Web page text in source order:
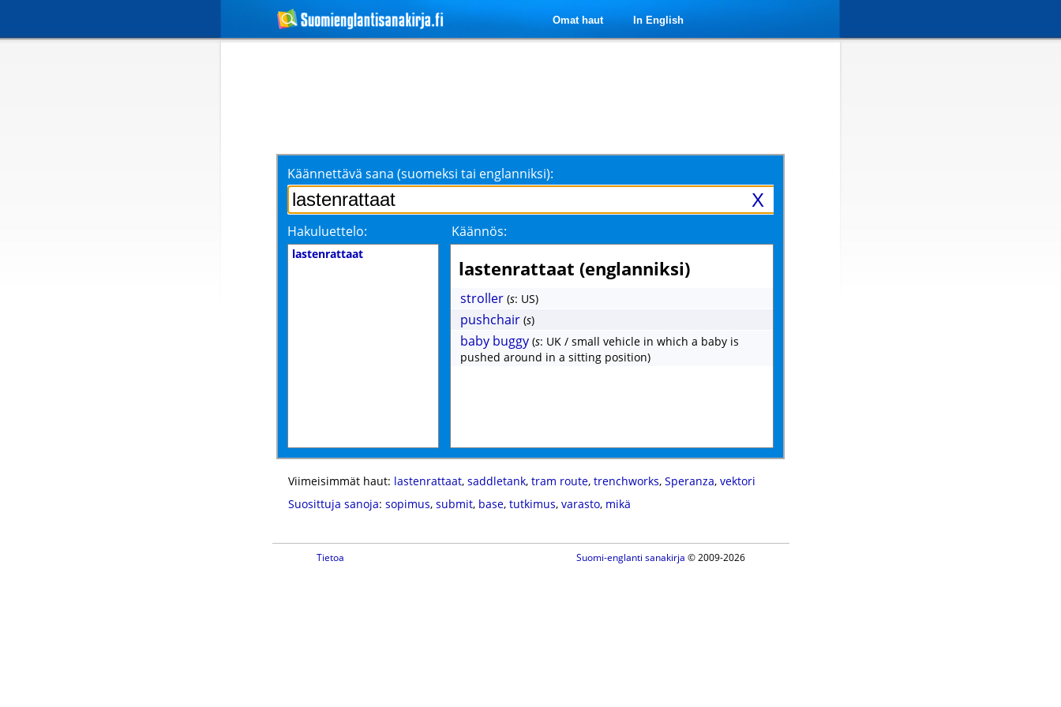
Omat haut In English
Käännettävä sana (suomeksi tai englanniksi):
X
Hakuluettelo: Käännös:
lastenrattaat
lastenrattaat (englanniksi)
stroller (s: US)
pushchair (s)
baby buggy (s: UK / small vehicle in which a baby is
pushed around in a sitting position)
Viimeisimmät haut: lastenrattaat, saddletank, tram route, trenchworks, Speranza, vektori
Suosittuja sanoja: sopimus, submit, base, tutkimus, varasto, mikä
Tietoa Suomi-englanti sanakirja © 2009-2026